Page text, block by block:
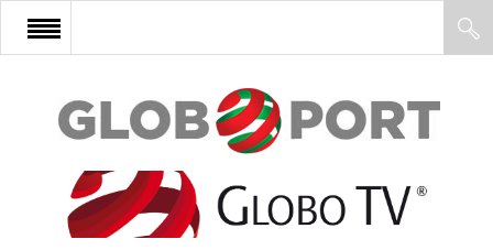
FŐOLDAL
AFRIKA